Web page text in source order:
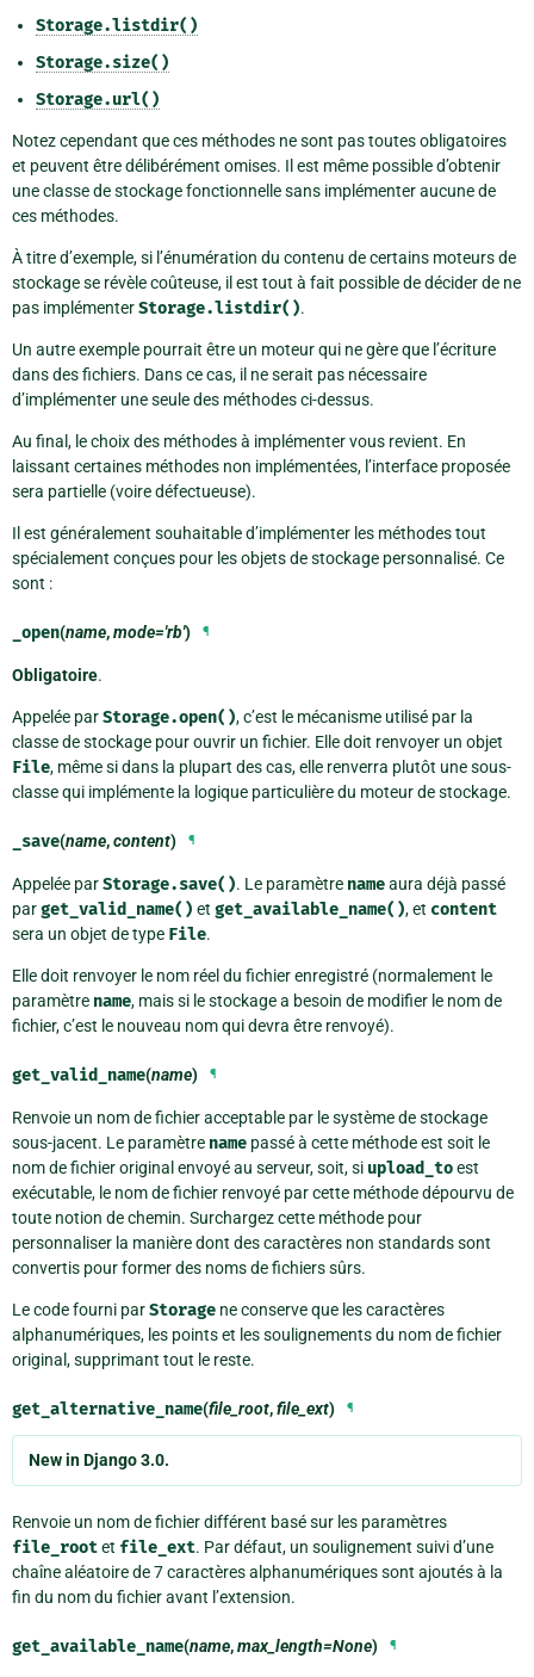
Storage.listdir()
Storage.size()
Storage.url()
Notez cependant que ces méthodes ne sont pas toutes obligatoires
et peuvent être délibérément omises. Il est même possible d’obtenir
une classe de stockage fonctionnelle sans implémenter aucune de
ces méthodes.
À titre d’exemple, si l’énumération du contenu de certains moteurs de
stockage se révèle coûteuse, il est tout à fait possible de décider de ne
pas implémenterStorage.listdir().
Un autre exemple pourrait être un moteur qui ne gère que l’écriture
dans des fichiers. Dans ce cas, il ne serait pas nécessaire
d’implémenter une seule des méthodes ci-dessus.
Au final, le choix des méthodes à implémenter vous revient. En
laissant certaines méthodes non implémentées, l’interface proposée
sera partielle (voire défectueuse).
Il est généralement souhaitable d’implémenter les méthodes tout
spécialement conçues pour les objets de stockage personnalisé. Ce
sont :
_open(name,mode='rb') ¶
Obligatoire.
Appelée parStorage.open(), c’est le mécanisme utilisé par la
classe de stockage pour ouvrir un fichier. Elle doit renvoyer un objet
File, même si dans la plupart des cas, elle renverra plutôt une sous-
classe qui implémente la logique particulière du moteur de stockage.
_save(name,content) ¶
Appelée parStorage.save(). Le paramètre nameaura déjà passé
parget_valid_name() et get_available_name(), et content
sera un objet de type File.
Elle doit renvoyer le nom réel du fichier enregistré (normalement le
paramètre name, mais si le stockage a besoin de modifier le nom de
fichier, c’est le nouveau nom qui devra être renvoyé).
get_valid_name(name) ¶
Renvoie un nom de fichier acceptable par le système de stockage
sous-jacent. Le paramètre name passé à cette méthode est soit le
nom de fichier original envoyé au serveur, soit, si upload_toest
exécutable, le nom de fichier renvoyé par cette méthode dépourvu de
toute notion de chemin. Surchargez cette méthode pour
personnaliser la manière dont des caractères non standards sont
convertis pour former des noms de fichiers sûrs.
Le code fourni parStorage ne conserve que les caractères
alphanumériques, les points et les soulignements du nom de fichier
original, supprimant tout le reste.
get_alternative_name(file_root,file_ext) ¶
New in Django 3.0.
Renvoie un nom de fichier différent basé sur les paramètres
file_rootet file_ext. Par défaut, un soulignement suivi d’une
chaîne aléatoire de 7 caractères alphanumériques sont ajoutés à la
fin du nom du fichier avant l’extension.
get_available_name(name,max_length=None) ¶